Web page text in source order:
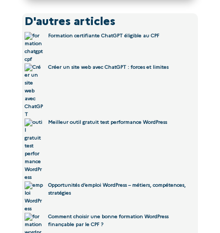
D'autres articles
Formation certifiante ChatGPT éligible au CPF
Créer un site web avec ChatGPT : forces et limites
Meilleur outil gratuit test performance WordPress
Opportunités d’emploi WordPress – métiers, compétences,
stratégies
Comment choisir une bonne formation WordPress
finançable par le CPF ?